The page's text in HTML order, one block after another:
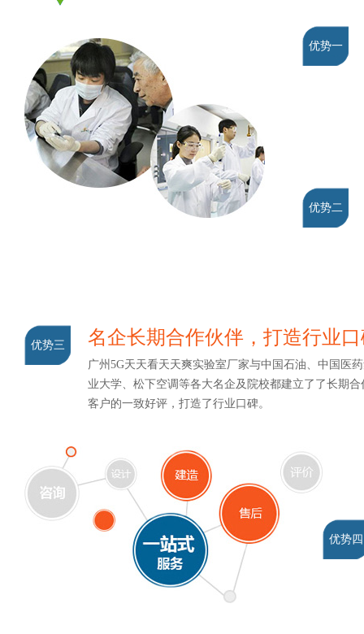
优势一
优势二
优势三 名企长期合作伙伴，打造行业
广州5G天天看天天爽实验室厂家与中国石油、中国医药
业大学、松下空调等各大名企及院校都建立了了长期合
客户的一致好评，打造了行业口碑。
优势四